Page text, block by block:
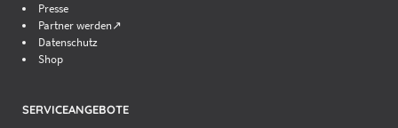
Presse
Partner werden↗
Datenschutz
Shop
SERVICEANGEBOTE